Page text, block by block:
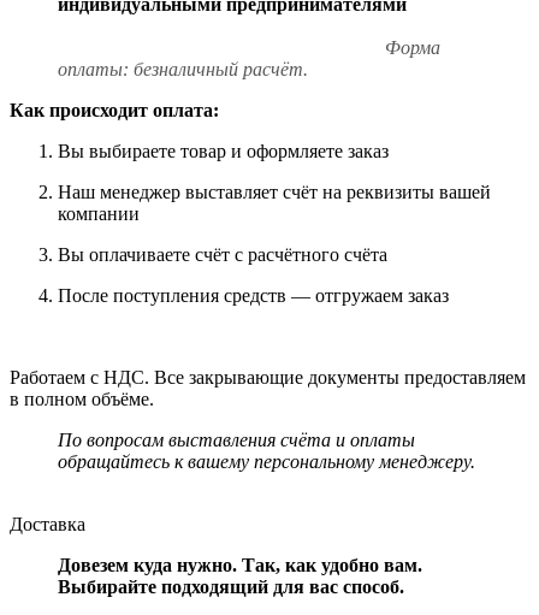
Форма
оплаты: безналичный расчёт.
Как происходит оплата:
Вы выбираете товар и оформляете заказ
Наш менеджер выставляет счёт на реквизиты вашей
компании
Вы оплачиваете счёт с расчётного счёта
После поступления средств — отгружаем заказ
Работаем с НДС. Все закрывающие документы предоставляем
в полном объёме.
По вопросам выставления счёта и оплаты
обращайтесь к вашему персональному менеджеру.
Доставка
Довезем куда нужно. Так, как удобно вам.
Выбирайте подходящий для вас способ.